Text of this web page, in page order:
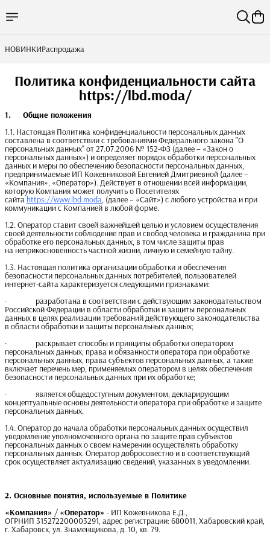
НОВИНКИРаспродажа
Политика конфиденциальности сайта
https://lbd.moda/
1.     Общие положения
1.1. Настоящая Политика конфиденциальности персональных данных
составлена в соответствии с требованиями Федерального закона "О
персональных данных" от 27.07.2006 № 152-ФЗ (далее – «Закон о
персональных данных») и определяет порядок обработки персональных
данных и меры по обеспечению безопасности персональных данных,
предпринимаемые ИП Кожевниковой Евгенией Дмитриевной (далее –
«Компания», «Оператор»). Действует в отношении всей информации,
которую Компания может получить о Посетителях
сайтаhttps://www.lbd.moda, (далее – «Cайт») с любого устройства и при
коммуникации с Компанией в любой форме.
1.2. Оператор ставит своей важнейшей целью и условием осуществления
своей деятельности соблюдение прав и свобод человека и гражданина при
обработке его персональных данных, в том числе защиты прав
на неприкосновенность частной жизни, личную и семейную тайну.
1.3. Настоящая политика организации обработки и обеспечения
безопасности персональных данных потребителей, пользователей
интернет-сайта характеризуется следующими признаками:
· разработана в соответствии с действующим законодательством
Российской Федерации в области обработки и защиты персональных
данных в целях реализации требований действующего законодательства
в области обработки и защиты персональных данных;
· раскрывает способы и принципы обработки оператором
персональных данных, права и обязанности оператора при обработке
персональных данных, права субъектов персональных данных, а также
включает перечень мер, применяемых оператором в целях обеспечения
безопасности персональных данных при их обработке;
· является общедоступным документом, декларирующим
концептуальные основы деятельности оператора при обработке и защите
персональных данных.
1.4. Оператор до начала обработки персональных данных осуществил
уведомление уполномоченного органа по защите прав субъектов
персональных данных о своем намерении осуществлять обработку
персональных данных. Оператор добросовестно и в соответствующий
срок осуществляет актуализацию сведений, указанных в уведомлении.
2. Основные понятия, используемые в Политике
«Компания» / «Оператор» - ИП Кожевникова Е.Д.,
ОГРНИП 315272200003291, адрес регистрации: 680011, Хабаровский край,
г. Хабаровск, ул. Знаменщикова, д. 10, кв. 79.